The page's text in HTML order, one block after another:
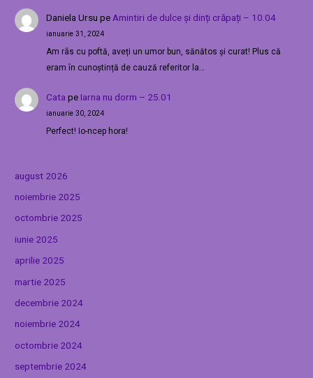
Daniela Ursu pe Amintiri de dulce și dinți crăpați – 10.04
ianuarie 31, 2024
Am râs cu poftă, aveți un umor bun, sănătos și curat! Plus că
eram în cunoștință de cauză referitor la…
Cata pe Iarna nu dorm – 25.01
ianuarie 30, 2024
Perfect! Io-ncep hora!
august 2026
noiembrie 2025
octombrie 2025
iunie 2025
aprilie 2025
martie 2025
decembrie 2024
noiembrie 2024
octombrie 2024
septembrie 2024